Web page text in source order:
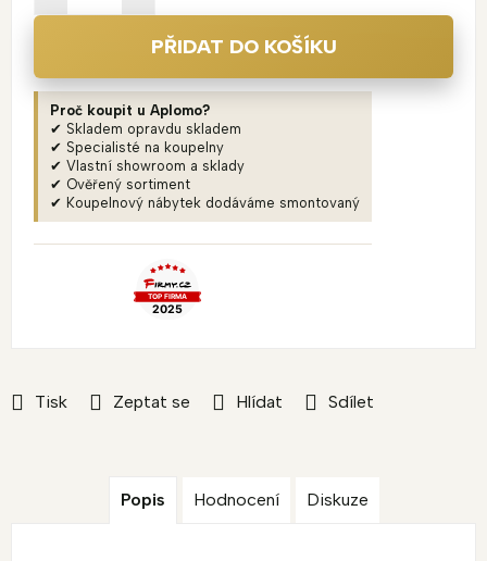
Tisk Zeptat se Hlídat Sdílet
PŘIDAT DO KOŠÍKU
Proč koupit u Aplomo?
✔ Skladem opravdu skladem
✔ Specialisté na koupelny
✔ Vlastní showroom a sklady
✔ Ověřený sortiment
✔ Koupelnový nábytek dodáváme smontovaný
Popis Hodnocení Diskuze